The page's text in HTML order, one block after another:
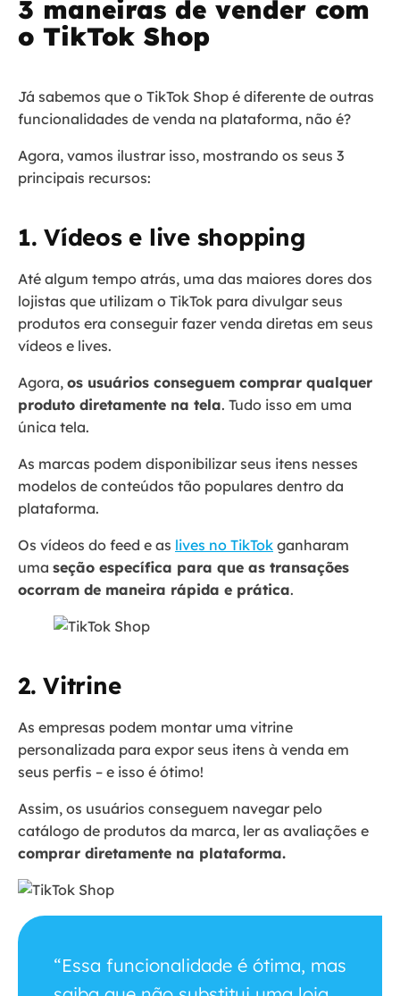
3 maneiras de vender com
o TikTok Shop
Já sabemos que o TikTok Shop é diferente de outras
funcionalidades de venda na plataforma, não é?
Agora, vamos ilustrar isso, mostrando os seus 3
principais recursos:
1. Vídeos e live shopping
Até algum tempo atrás, uma das maiores dores dos
lojistas que utilizam o TikTok para divulgar seus
produtos era conseguir fazer venda diretas em seus
vídeos e lives.
Agora, os usuários conseguem comprar qualquer
produto diretamente na tela. Tudo isso em uma
única tela.
As marcas podem disponibilizar seus itens nesses
modelos de conteúdos tão populares dentro da
plataforma.
Os vídeos do feed e as lives no TikTok ganharam
uma seção específica para que as transações
ocorram de maneira rápida e prática.
2. Vitrine
As empresas podem montar uma vitrine
personalizada para expor seus itens à venda em
seus perfis – e isso é ótimo!
Assim, os usuários conseguem navegar pelo
catálogo de produtos da marca, ler as avaliações e
comprar diretamente na plataforma.
“Essa funcionalidade é ótima, mas